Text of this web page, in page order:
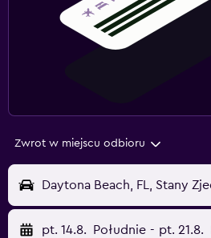
Zwrot w miejscu odbioru
pt. 14.8. Południe - pt. 21.8.